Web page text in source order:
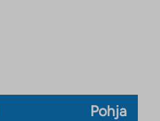
Pohja